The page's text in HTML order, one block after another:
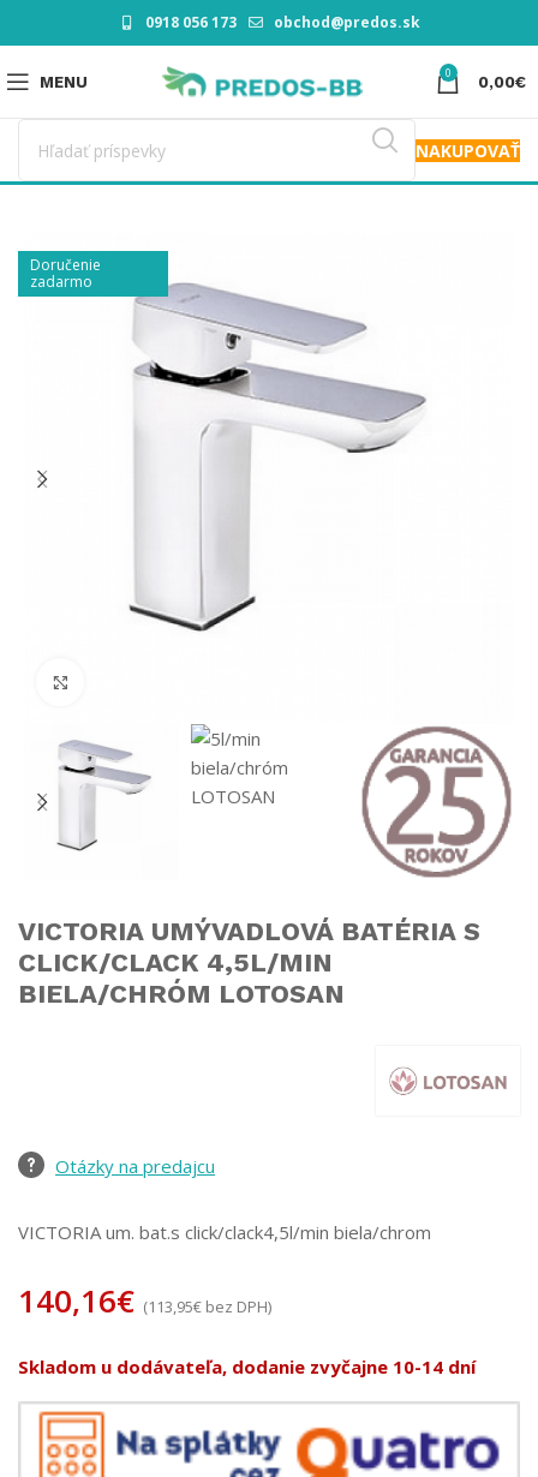
0918 056 173 obchod@predos.sk
MENU 0 0,00€
NAKUPOVAŤ
Doručenie
zadarmo
VICTORIA UMÝVADLOVÁ BATÉRIA S
CLICK/CLACK 4,5L/MIN
BIELA/CHRÓM LOTOSAN
Otázky na predajcu
VICTORIA um. bat.s click/clack4,5l/min biela/chrom
140,16€ (113,95€ bez DPH)
Skladom u dodávateľa, dodanie zvyčajne 10-14 dní